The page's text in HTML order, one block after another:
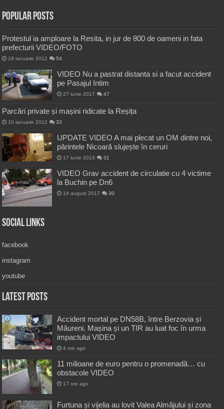
Popular Posts
Protestul ia amploare la Resita, in jur de 800 de oameni in fata
prefecturii VIDEO/FOTO
19 ianuarie 2012 54
VIDEO Nu a pastrat distanta si a facut accident
pe Pasajul Intim
27 iunie 2017 47
Parcări private și mașini ridicate la Reșița
10 ianuarie 2012 33
UPDATE VIDEO A mai plecat un OM dintre noi,
părintele Nicoară slujește în ceruri
17 iunie 2013 31
VIDEO Grav accident de circulatie cu 4 victime
la Buchin pe Dn6
14 august 2017 30
Social Links
facebook
instagram
youtube
Latest Posts
Accident mortal pe DN58B, între Berzovia și
Măureni. Mașina și un TIR au luat foc în urma
impactului VIDEO
4 ore ago
11 milioane de euro pentru o promenadă… cu
obstacole VIDEO
17 ore ago
Furtuna și vijelia au lovit Valea Almăjului și zona